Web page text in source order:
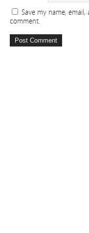
Save my name,
comment.